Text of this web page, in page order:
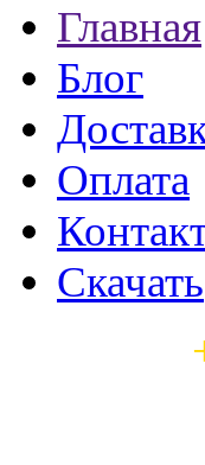
Главная
Блог
Оплата
Скачать